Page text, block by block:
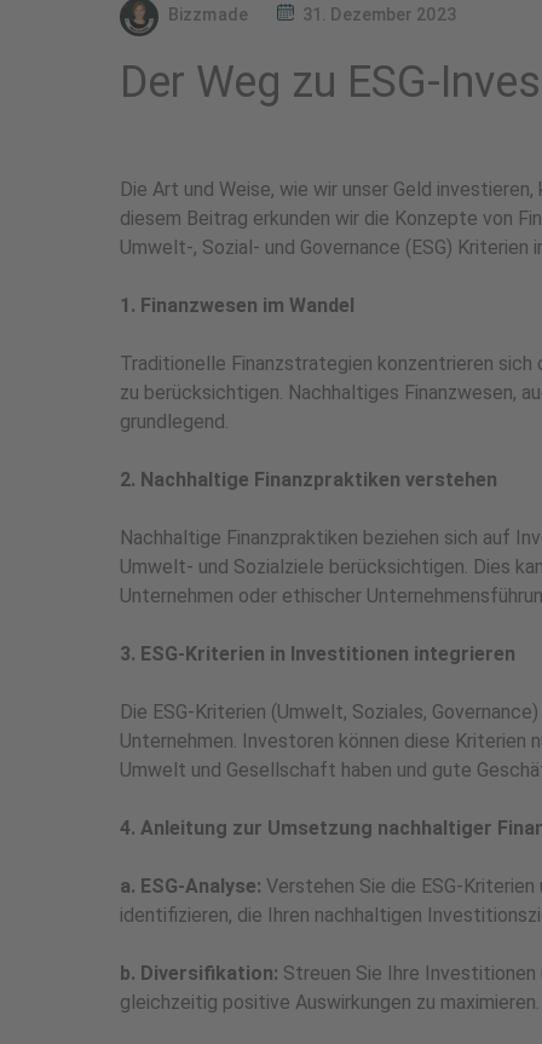
Bizzmade 31. Dezember 2023
Der Weg zu ESG-
Die Art und Weise, wie wir unser Geld
diesem Beitrag erkunden wir die Konzepte von
Umwelt-, Sozial- und Governance (ESG) Kriterien
1. Finanzwesen im Wandel
Traditionelle Finanzstrategien konzentrieren
zu berücksichtigen. Nachhaltiges Finanzwesen,
grundlegend.
2. Nachhaltige Finanzpraktiken verstehen
Nachhaltige Finanzpraktiken beziehen sich auf
Umwelt- und Sozialziele berücksichtigen. Dies
Unternehmen oder ethischer
3. ESG-Kriterien in Investitionen integrieren
Die ESG-Kriterien (Umwelt, Soziales,
Unternehmen. Investoren können diese Kriterien
Umwelt und Gesellschaft haben und gute
4. Anleitung zur Umsetzung nachhaltiger
a. ESG-Analyse: Verstehen Sie die ESG-
identifizieren, die Ihren nachhaltigen
b. Diversifikation: Streuen Sie Ihre Investitionen
gleichzeitig positive Auswirkungen zu maximieren.